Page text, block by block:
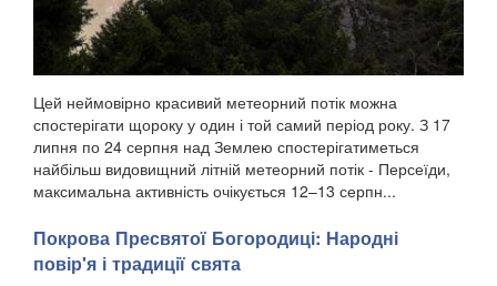
Цей неймовірно красивий метеорний потік можна
спостерігати щороку у один і той самий період року. З 17
липня по 24 серпня над Землею спостерігатиметься
найбільш видовищний літній метеорний потік - Персеїди,
максимальна активність очікується 12–13 серпн...
Покрова Пресвятої Богородиці: Народні
повір'я і традиції свята